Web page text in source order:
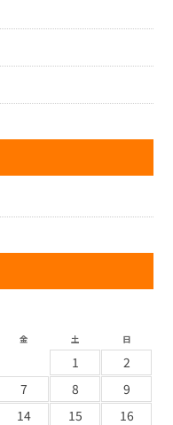
金 土 日
1
2
7 8
9
14 15
16